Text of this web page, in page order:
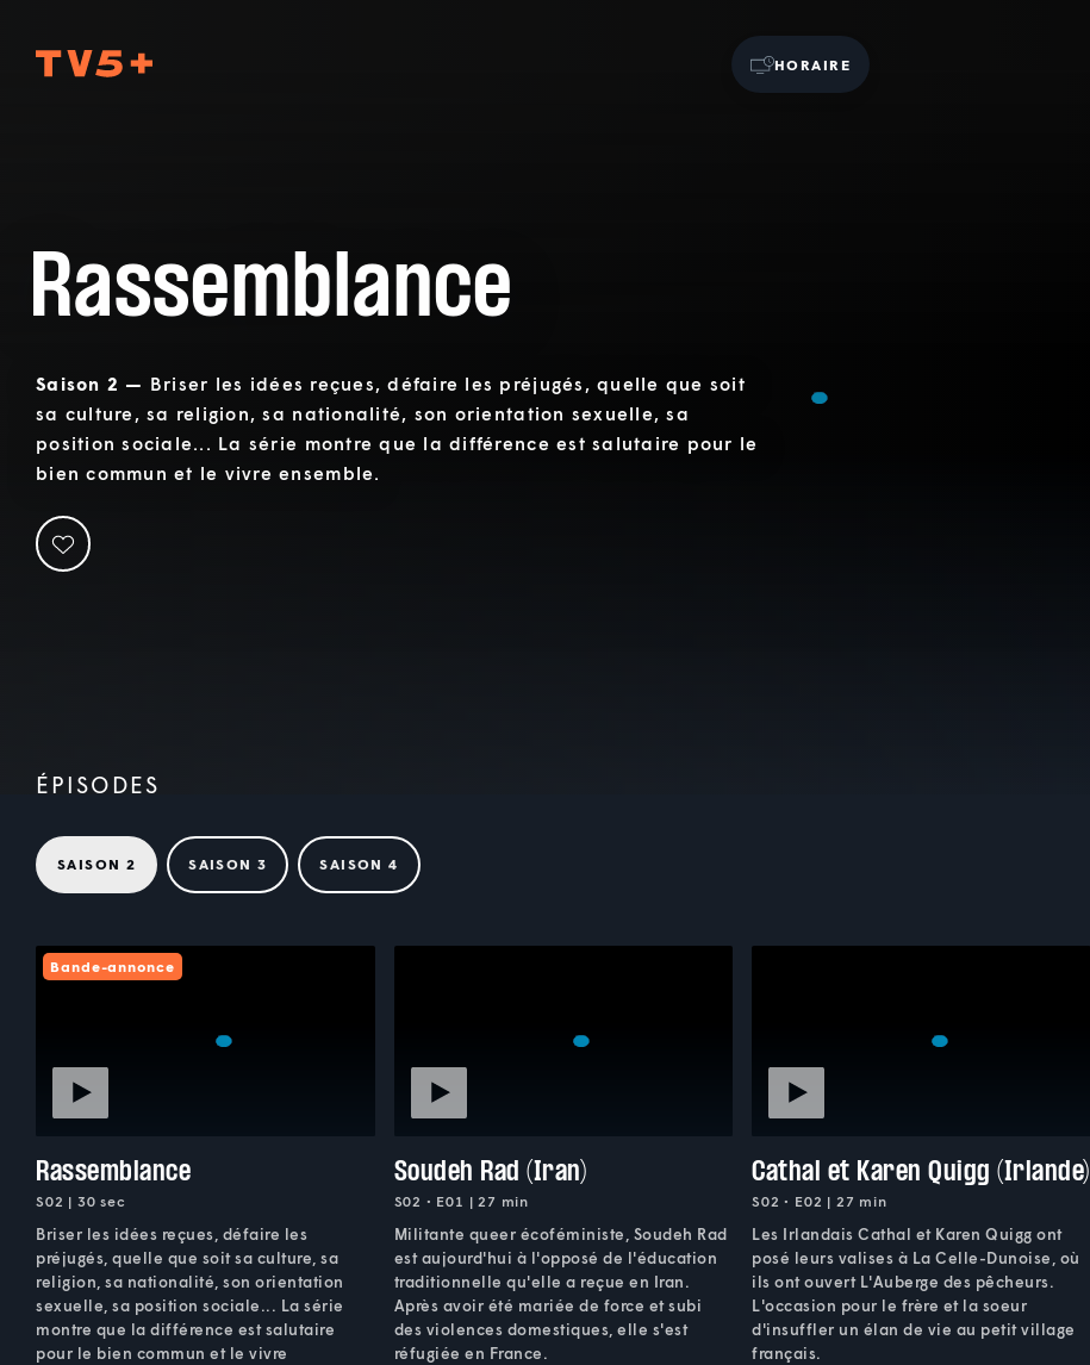
HORAIRE
Rassemblance
Saison 2 — Briser les idées reçues, défaire les préjugés, quelle que soit
sa culture, sa religion, sa nationalité, son orientation sexuelle, sa
position sociale... La série montre que la différence est salutaire pour le
bien commun et le vivre ensemble.
ÉPISODES
SAISON 2 SAISON 3 SAISON 4
Bande-annonce
Rassemblance
S02 | 30 sec
Briser les idées reçues, défaire les
préjugés, quelle que soit sa culture, sa
religion, sa nationalité, son orientation
sexuelle, sa position sociale... La série
montre que la différence est salutaire
pour le bien commun et le vivre
Soudeh Rad (Iran)
S02 • E01 | 27 min
Militante queer écoféministe, Soudeh Rad
est aujourd'hui à l'opposé de l'éducation
traditionnelle qu'elle a reçue en Iran.
Après avoir été mariée de force et subi
des violences domestiques, elle s'est
réfugiée en France.
Cathal et Karen Quigg (Irlande)
S02 • E02 | 27 min
Les Irlandais Cathal et Karen Quigg ont
posé leurs valises à La Celle-Dunoise, où
ils ont ouvert L'Auberge des pêcheurs.
L'occasion pour le frère et la soeur
d'insuffler un élan de vie au petit village
français.